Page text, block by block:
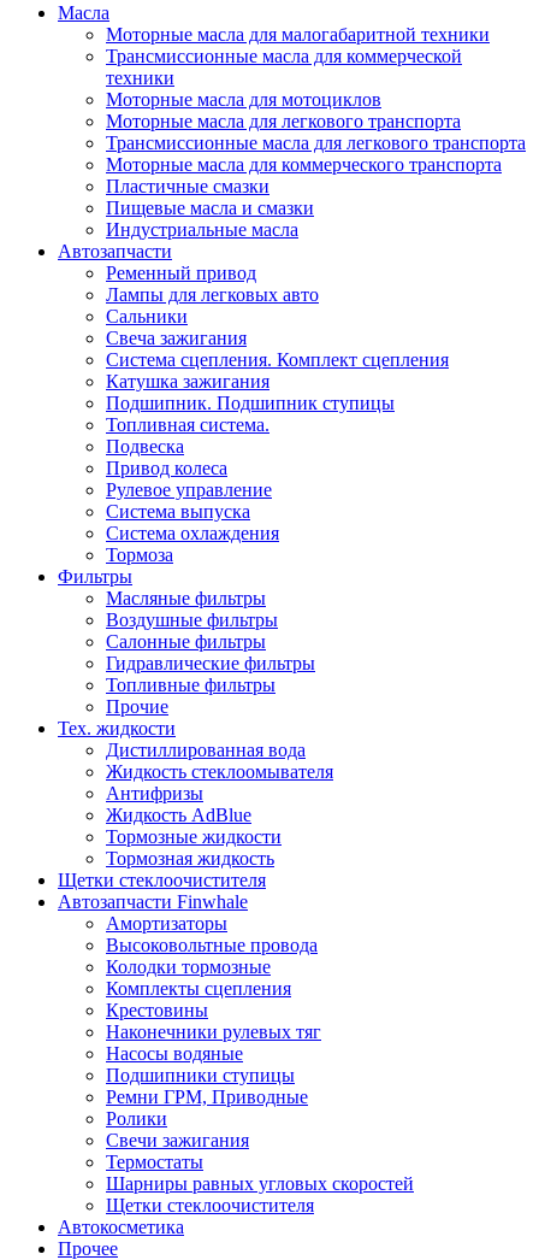
Масла
Моторные масла для малогабаритной техники
Трансмиссионные масла для коммерческой
техники
Моторные масла для мотоциклов
Моторные масла для легкового транспорта
Трансмиссионные масла для легкового транспорта
Моторные масла для коммерческого транспорта
Пластичные смазки
Пищевые масла и смазки
Индустриальные масла
Автозапчасти
Ременный привод
Лампы для легковых авто
Сальники
Свеча зажигания
Система сцепления. Комплект сцепления
Катушка зажигания
Подшипник. Подшипник ступицы
Топливная система.
Подвеска
Привод колеса
Рулевое управление
Система выпуска
Система охлаждения
Тормоза
Фильтры
Масляные фильтры
Воздушные фильтры
Салонные фильтры
Гидравлические фильтры
Топливные фильтры
Прочие
Тех. жидкости
Дистиллированная вода
Жидкость стеклоомывателя
Антифризы
Жидкость AdBlue
Тормозные жидкости
Тормозная жидкость
Щетки стеклоочистителя
Автозапчасти Finwhale
Амортизаторы
Высоковольтные провода
Колодки тормозные
Комплекты сцепления
Крестовины
Наконечники рулевых тяг
Насосы водяные
Подшипники ступицы
Ремни ГРМ, Приводные
Ролики
Свечи зажигания
Термостаты
Шарниры равных угловых скоростей
Щетки стеклоочистителя
Автокосметика
Прочее